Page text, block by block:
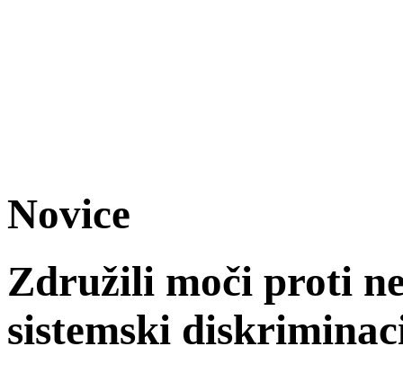
Novice
Združili moči proti
sistemski